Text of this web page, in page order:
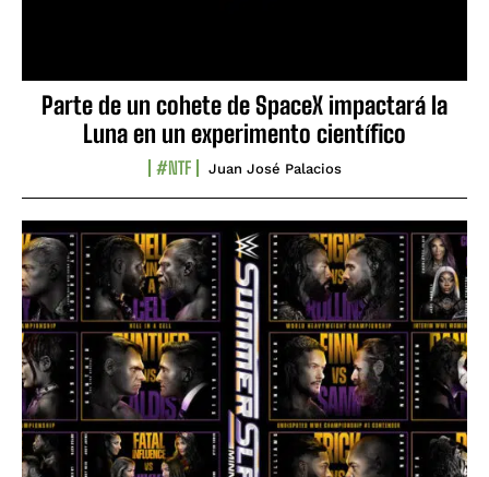
Parte de un cohete de SpaceX impactará la
Luna en un experimento científico
#NTF Juan José Palacios